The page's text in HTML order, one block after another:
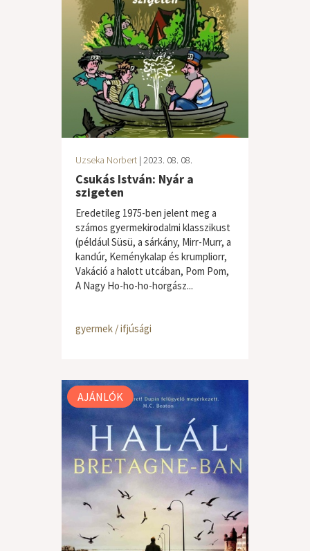
Uzseka Norbert | 2023. 08. 08.
Csukás István: Nyár a
szigeten
Eredetileg 1975-ben jelent meg a
számos gyermekirodalmi klasszikust
(például Süsü, a sárkány, Mirr-Murr, a
kandúr, Keménykalap és krumpliorr,
Vakáció a halott utcában, Pom Pom,
A Nagy Ho-ho-ho-horgász...
gyermek / ifjúsági
AJÁNLÓK